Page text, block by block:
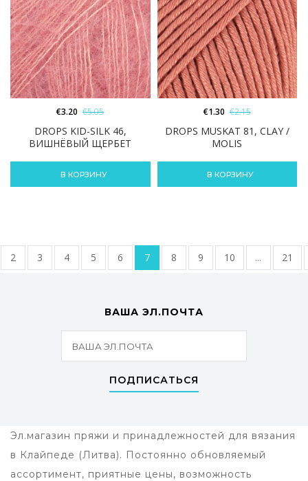
DROPS KID-SILK 46,
ВИШНЁВЫЙ ЩЕРБЕТ
€3.20 €5.05
В КОРЗИНУ
DROPS MUSKAT 81, CLAY /
MOLIS
€1.30 €2.15
В КОРЗИНУ
2 3 4 5 6 7 8 9 10 ... 21
ВАША ЭЛ.ПОЧТА
ПОДПИСАТЬСЯ
Эл.магазин пряжи и принадлежностей для вязания
в Клайпеде (Литва). Постоянно обновляемый
ассортимент, приятные цены, возможность